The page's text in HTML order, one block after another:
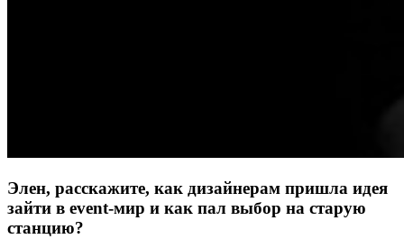
Элен, расскажите, как дизайнерам пришла идея
зайти в event-мир и как пал выбор на старую
станцию?